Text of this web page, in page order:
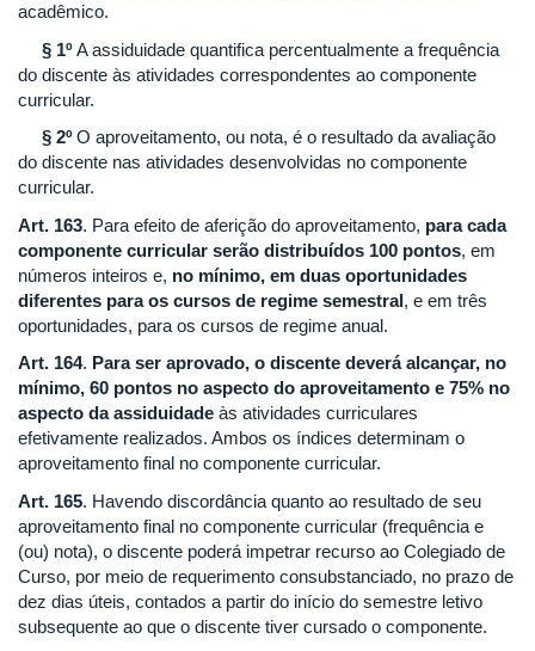
acadêmico.
§ 1ºA assiduidade quantifica percentualmente a frequência
do discente às atividades correspondentes ao componente
curricular.
§ 2ºO aproveitamento, ou nota, é o resultado da avaliação
do discente nas atividades desenvolvidas no componente
curricular.
Art. 163. Para efeito de aferição do aproveitamento, para cada
componente curricular serão distribuídos 100 pontos, em
números inteiros e, no mínimo, em duas oportunidades
diferentes para os cursos de regime semestral, e em três
oportunidades, para os cursos de regime anual.
Art. 164. Para ser aprovado, o discente deverá alcançar, no
mínimo, 60 pontos no aspecto do aproveitamento e 75% no
aspecto da assiduidade às atividades curriculares
efetivamente realizados. Ambos os índices determinam o
aproveitamento final no componente curricular.
Art. 165. Havendo discordância quanto ao resultado de seu
aproveitamento final no componente curricular (frequência e
(ou) nota), o discente poderá impetrar recurso ao Colegiado de
Curso, por meio de requerimento consubstanciado, no prazo de
dez dias úteis, contados a partir do início do semestre letivo
subsequente ao que o discente tiver cursado o componente.